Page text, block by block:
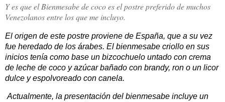
Y es que el Bienmesabe de coco es el postre preferido de muchos
Venezolanos entre los que me incluyo.
El origen de este postre proviene de España, que a su vez
fue heredado de los árabes. El bienmesabe criollo en sus
inicios tenía como base un bizcochuelo untado con crema
de leche de coco y azúcar bañado con brandy, ron o un licor
dulce y espolvoreado con canela.
Actualmente, la presentación del bienmesabe incluye un